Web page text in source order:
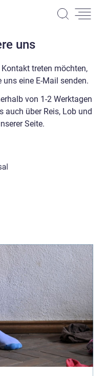
uns
treten möchten,
eine E-Mail senden.
von 1-2 Werktagen
auch über Reis, Lob und
Seite.